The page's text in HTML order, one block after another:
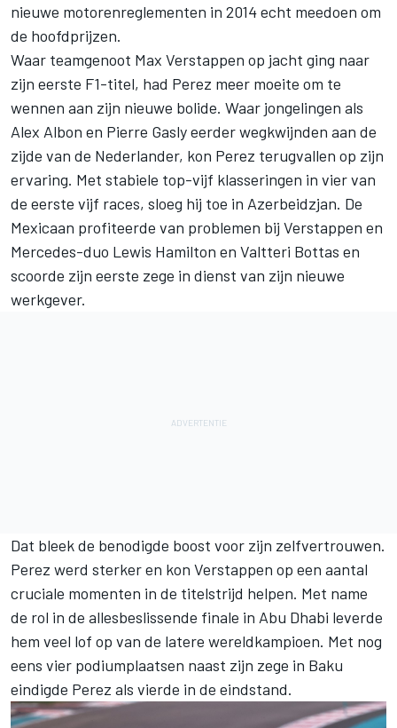
nieuwe motorenreglementen in 2014 echt meedoen om
de hoofdprijzen.
Waar teamgenoot Max Verstappen op jacht ging naar
zijn eerste F1-titel, had Perez meer moeite om te
wennen aan zijn nieuwe bolide. Waar jongelingen als
Alex Albon en Pierre Gasly eerder wegkwijnden aan de
zijde van de Nederlander, kon Perez terugvallen op zijn
ervaring. Met stabiele top-vijf klasseringen in vier van
de eerste vijf races, sloeg hij toe in Azerbeidzjan. De
Mexicaan profiteerde van problemen bij Verstappen en
Mercedes-duo Lewis Hamilton en Valtteri Bottas en
scoorde zijn eerste zege in dienst van zijn nieuwe
werkgever.
Dat bleek de benodigde boost voor zijn zelfvertrouwen.
Perez werd sterker en kon Verstappen op een aantal
cruciale momenten in de titelstrijd helpen. Met name
de rol in de allesbeslissende finale in Abu Dhabi leverde
hem veel lof op van de latere wereldkampioen. Met nog
eens vier podiumplaatsen naast zijn zege in Baku
eindigde Perez als vierde in de eindstand.